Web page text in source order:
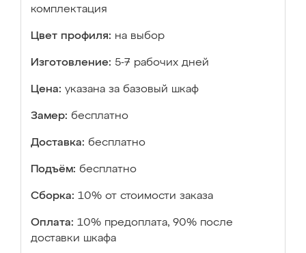
комплектация
Цвет профиля: на выбор
Изготовление: 5-7 рабочих дней
Цена: указана за базовый шкаф
Замер: бесплатно
Доставка: бесплатно
Подъём: бесплатно
Сборка: 10% от стоимости заказа
Оплата: 10% предоплата, 90% после
доставки шкафа